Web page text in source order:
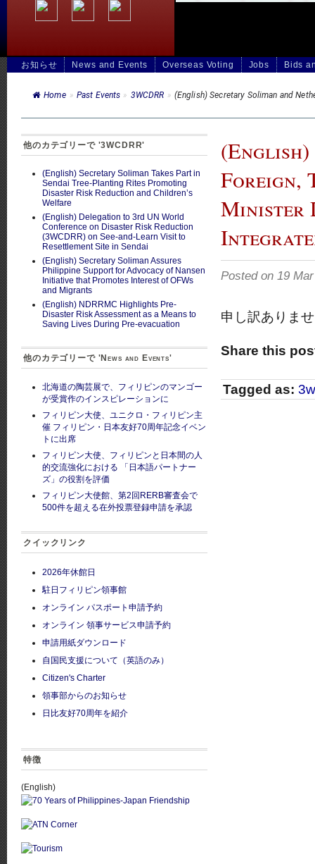
お知らせ News and Events Overseas Voting Jobs Bids
Home » Past Events » 3WCDRR » (English) Secretary Soliman and
Foreign,
Minister
Posted on 19
申し訳ありま
Share this
Tagged as:
他のカテゴリーで '3WCDRR'
(English) Secretary Soliman Takes Part in
Sendai Tree-Planting Rites Promoting
Disaster Risk Reduction and Children’s
Welfare
(English) Delegation to 3rd UN World
Conference on Disaster Risk Reduction
(3WCDRR) on See-and-Learn Visit to
Resettlement Site in Sendai
(English) Secretary Soliman Assures
Philippine Support for Advocacy of Nansen
Initiative that Promotes Interest of OFWs
and Migrants
(English) NDRRMC Highlights Pre-
Disaster Risk Assessment as a Means to
Saving Lives During Pre-evacuation
他のカテゴリーで 'News and Events'
北海道の陶芸展で、フィリピンのマンゴー
が受賞作のインスピレーションに
フィリピン大使、ユニクロ・フィリピン主
催 フィリピン・日本友好70周年記念イベン
トに出席
フィリピン大使、フィリピンと日本間の人
的交流強化における 「日本語パートナー
ズ」の役割を評価
フィリピン大使館、第2回RERB審査会で
500件を超える在外投票登録申請を承認
クイックリンク
2026年休館日
駐日フィリピン領事館
オンライン パスポート申請予約
オンライン 領事サービス申請予約
申請用紙ダウンロード
自国民支援について（英語のみ）
Citizen's Charter
領事部からのお知らせ
日比友好70周年を紹介
特徴
(English)